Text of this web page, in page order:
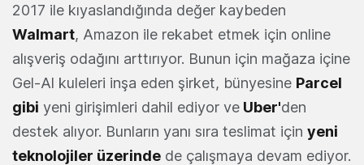
2017 ile kıyaslandığında değer kaybeden
Walmart, Amazon ile rekabet etmek için online
alışveriş odağını arttırıyor. Bunun için mağaza içine
Gel-Al kuleleri inşa eden şirket, bünyesine Parcel
gibi yeni girişimleri dahil ediyor ve Uber'den
destek alıyor. Bunların yanı sıra teslimat için yeni
teknolojiler üzerinde de çalışmaya devam ediyor.